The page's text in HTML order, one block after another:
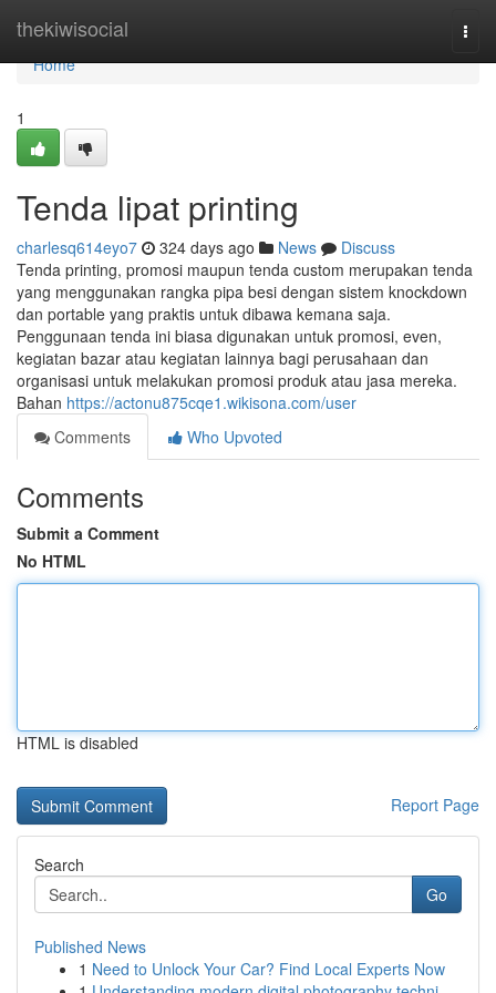
thekiwisocial
Home
Home
1
Tenda lipat printing
charlesq614eyo7 324 days ago News
Discuss
Tenda printing, promosi maupun tenda custom merupakan tenda
yang menggunakan rangka pipa besi dengan sistem knockdown
dan portable yang praktis untuk dibawa kemana saja.
Penggunaan tenda ini biasa digunakan untuk promosi, even,
kegiatan bazar atau kegiatan lainnya bagi perusahaan dan
organisasi untuk melakukan promosi produk atau jasa mereka.
Bahan https://actonu875cqe1.wikisona.com/user
Comments
Who Upvoted
Comments
Submit a Comment
No HTML
HTML is disabled
Report Page
Search
Go
Published News
1 Need to Unlock Your Car? Find Local Experts Now